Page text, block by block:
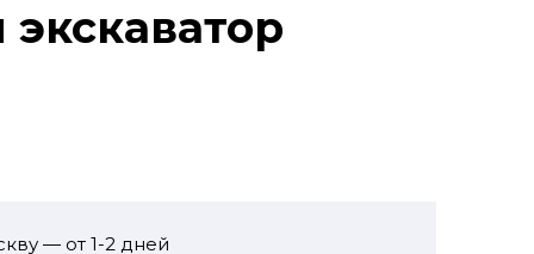
— от 1-2 дней